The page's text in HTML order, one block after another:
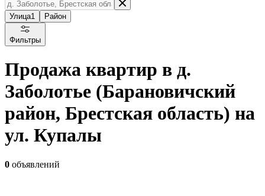
Улица1 Район
Фильтры
Продажа квартир в д.
Заболотье (Барановичский
район, Брестская область) на
ул. Купалы
0 объявлений